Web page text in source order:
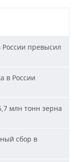
превысил
в России
млн тонн зерна
сбор в